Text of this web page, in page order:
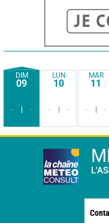
DIM
09
- -
LUN
10
- -
MAR
11
- -